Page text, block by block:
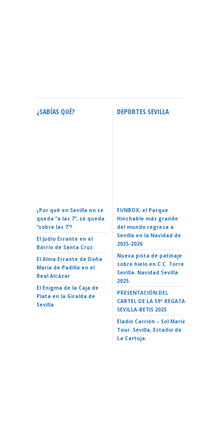
¿SABÍAS QUÉ?
¿Por qué en Sevilla no se
queda “a las 7”, se queda
“sobre las 7”?
El Judío Errante en el
Barrio de Santa Cruz
El Alma Errante de Doña
María de Padilla en el
Real Alcázar
El Enigma de la Caja de
Plata en la Giralda de
Sevilla
DEPORTES SEVILLA
FUNBOX, el Parque
Hinchable más grande
del mundo regresa a
Sevilla en la Navidad de
2025-2026
Nueva pista de patinaje
sobre hielo en C.C. Torre
Sevilla. Navidad Sevilla
2025.
PRESENTACIÓN DEL
CARTEL DE LA 59ª REGATA
SEVILLA-BETIS 2025
Eladio Carrión – Sol María
Tour. Sevilla, Estadio de
La Cartuja.